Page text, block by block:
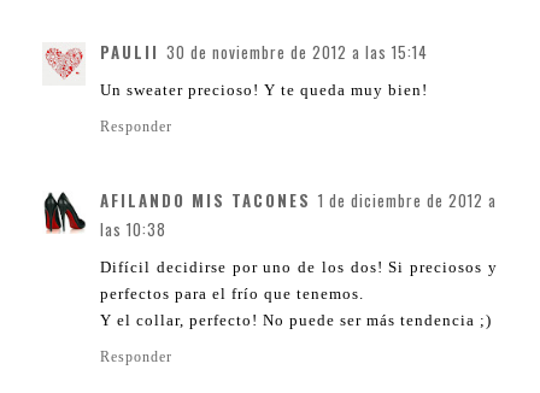
PAULII 30 de noviembre de 2012 a las 15:14
Un sweater precioso! Y te queda muy bien!
Responder
AFILANDO MIS TACONES 1 de diciembre de 2012 a
las 10:38
Difícil decidirse por uno de los dos! Si preciosos y
perfectos para el frío que tenemos.
Y el collar, perfecto! No puede ser más tendencia ;)
Responder